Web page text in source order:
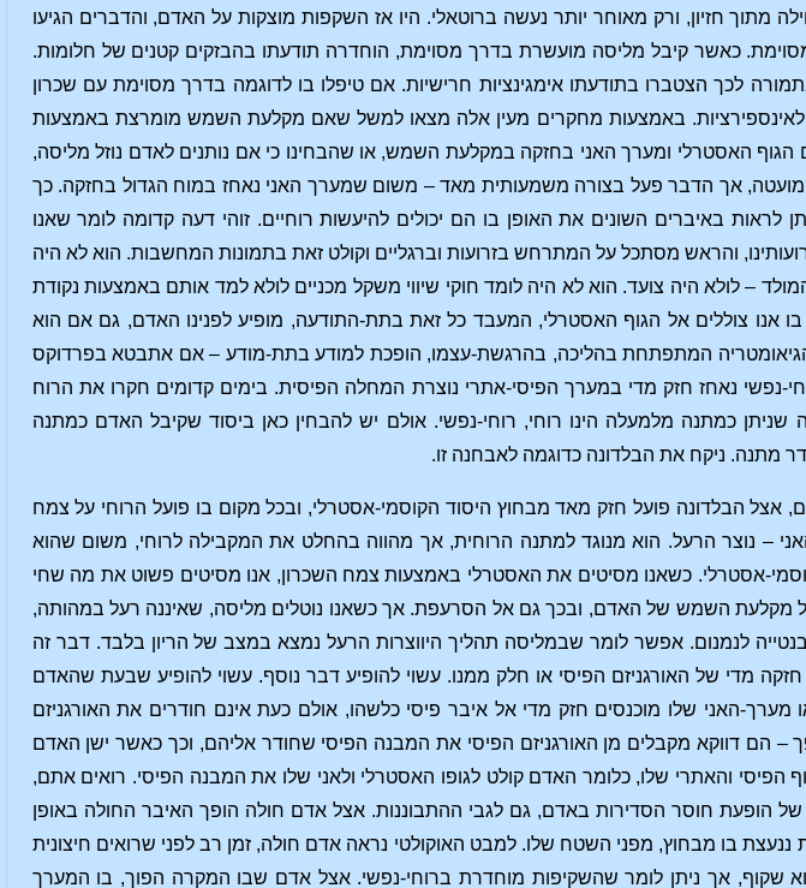
מתוך חזיון, ורק מאוחר יותר נעשה ברוטאלי. היו אז השקפות מוצקות על האדם, והדברים הגיעו
כאשר קיבל מליסה מועשרת בדרך מסוימת, הוחדרה תודעתו בהבזקים קטנים של חלומות.
לכך הצטברו בתודעתו אימגינציות חרישיות. אם טיפלו בו לדוגמה בדרך מסוימת עם שכרון
באמצעות מחקרים מעין אלה מצאו למשל שאם מקלעת השמש מומרצת באמצעות
האסטרלי ומערך האני בחזקה במקלעת השמש, או שהבחינו כי אם נותנים לאדם נוזל מליסה,
אך הדבר פעל בצורה משמעותית מאד – משום שמערך האני נאחז במוח הגדול בחזקה. כך
לראות באיברים השונים את האופן בו הם יכולים להיעשות רוחיים. זוהי דעה קדומה לומר שאנו
והראש מסתכל על המתרחש בזרועות וברגליים וקולט זאת בתמונות המחשבות. הוא לא היה
– לולא היה צועד. הוא לא היה לומד חוקי שיווי משקל מכניים לולא למד אותם באמצעות נקודת
אנו צוללים אל הגוף האסטרלי, המעבד כל זאת בתת-התודעה, מופיע לפנינו האדם, גם אם הוא
המתפתחת בהליכה, בהרגשת-עצמו, הופכת למודע בתת-מודע – אם אתבטא בפרדוקס
נפשי נאחז חזק מדי במערך הפיסי-אתרי נוצרת המחלה הפיסית. בימים קדומים חקרו את הרוח
שניתן כמתנה מלמעלה הינו רוחי, רוחי-נפשי. אולם יש להבחין כאן ביסוד שקיבל האדם כמתנה
מתנה. ניקח את הבלדונה כדוגמה לאבחנה זו.
אצל הבלדונה פועל חזק מאד מבחוץ היסוד הקוסמי-אסטרלי, ובכל מקום בו פועל הרוחי על צמח
– נוצר הרעל. הוא מנוגד למתנה הרוחית, אך מהווה בהחלט את המקבילה לרוחי, משום שהוא
אסטרלי. כשאנו מסיטים את האסטרלי באמצעות צמח השכרון, אנו מסיטים פשוט את מה שחי
השמש של האדם, ובכך גם אל הסרעפת. אך כשאנו נוטלים מליסה, שאיננה רעל במהותה,
לנמנום. אפשר לומר שבמליסה תהליך היווצרות הרעל נמצא במצב של הריון בלבד. דבר זה
מדי של האורגניזם הפיסי או חלק ממנו. עשוי להופיע דבר נוסף. עשוי להופיע שבעת שהאדם
האני שלו מוכנסים חזק מדי אל איבר פיסי כלשהו, אולם כעת אינם חודרים את האורגניזם
הם דווקא מקבלים מן האורגניזם הפיסי את המבנה הפיסי שחודר אליהם, וכך כאשר ישן האדם
הפיסי והאתרי שלו, כלומר האדם קולט לגופו האסטרלי ולאני שלו את המבנה הפיסי. רואים אתם,
של הופעת חוסר הסדירות באדם, גם לגבי ההתבוננות. אצל אדם חולה הופך האיבר החולה באופן
ננעצת בו מבחוץ, מפני השטח שלו. למבט האוקולטי נראה אדם חולה, זמן רב לפני שרואים חיצונית
שקוף, אך ניתן לומר שהשקיפות מוחדרת ברוחי-נפשי. אצל אדם שבו המקרה הפוך, בו המערך